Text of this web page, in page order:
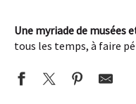
Une myriade de musées
tous les temps, à faire